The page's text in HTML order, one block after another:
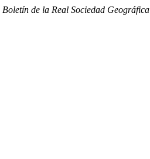
Boletín de la Real Sociedad Geográfica